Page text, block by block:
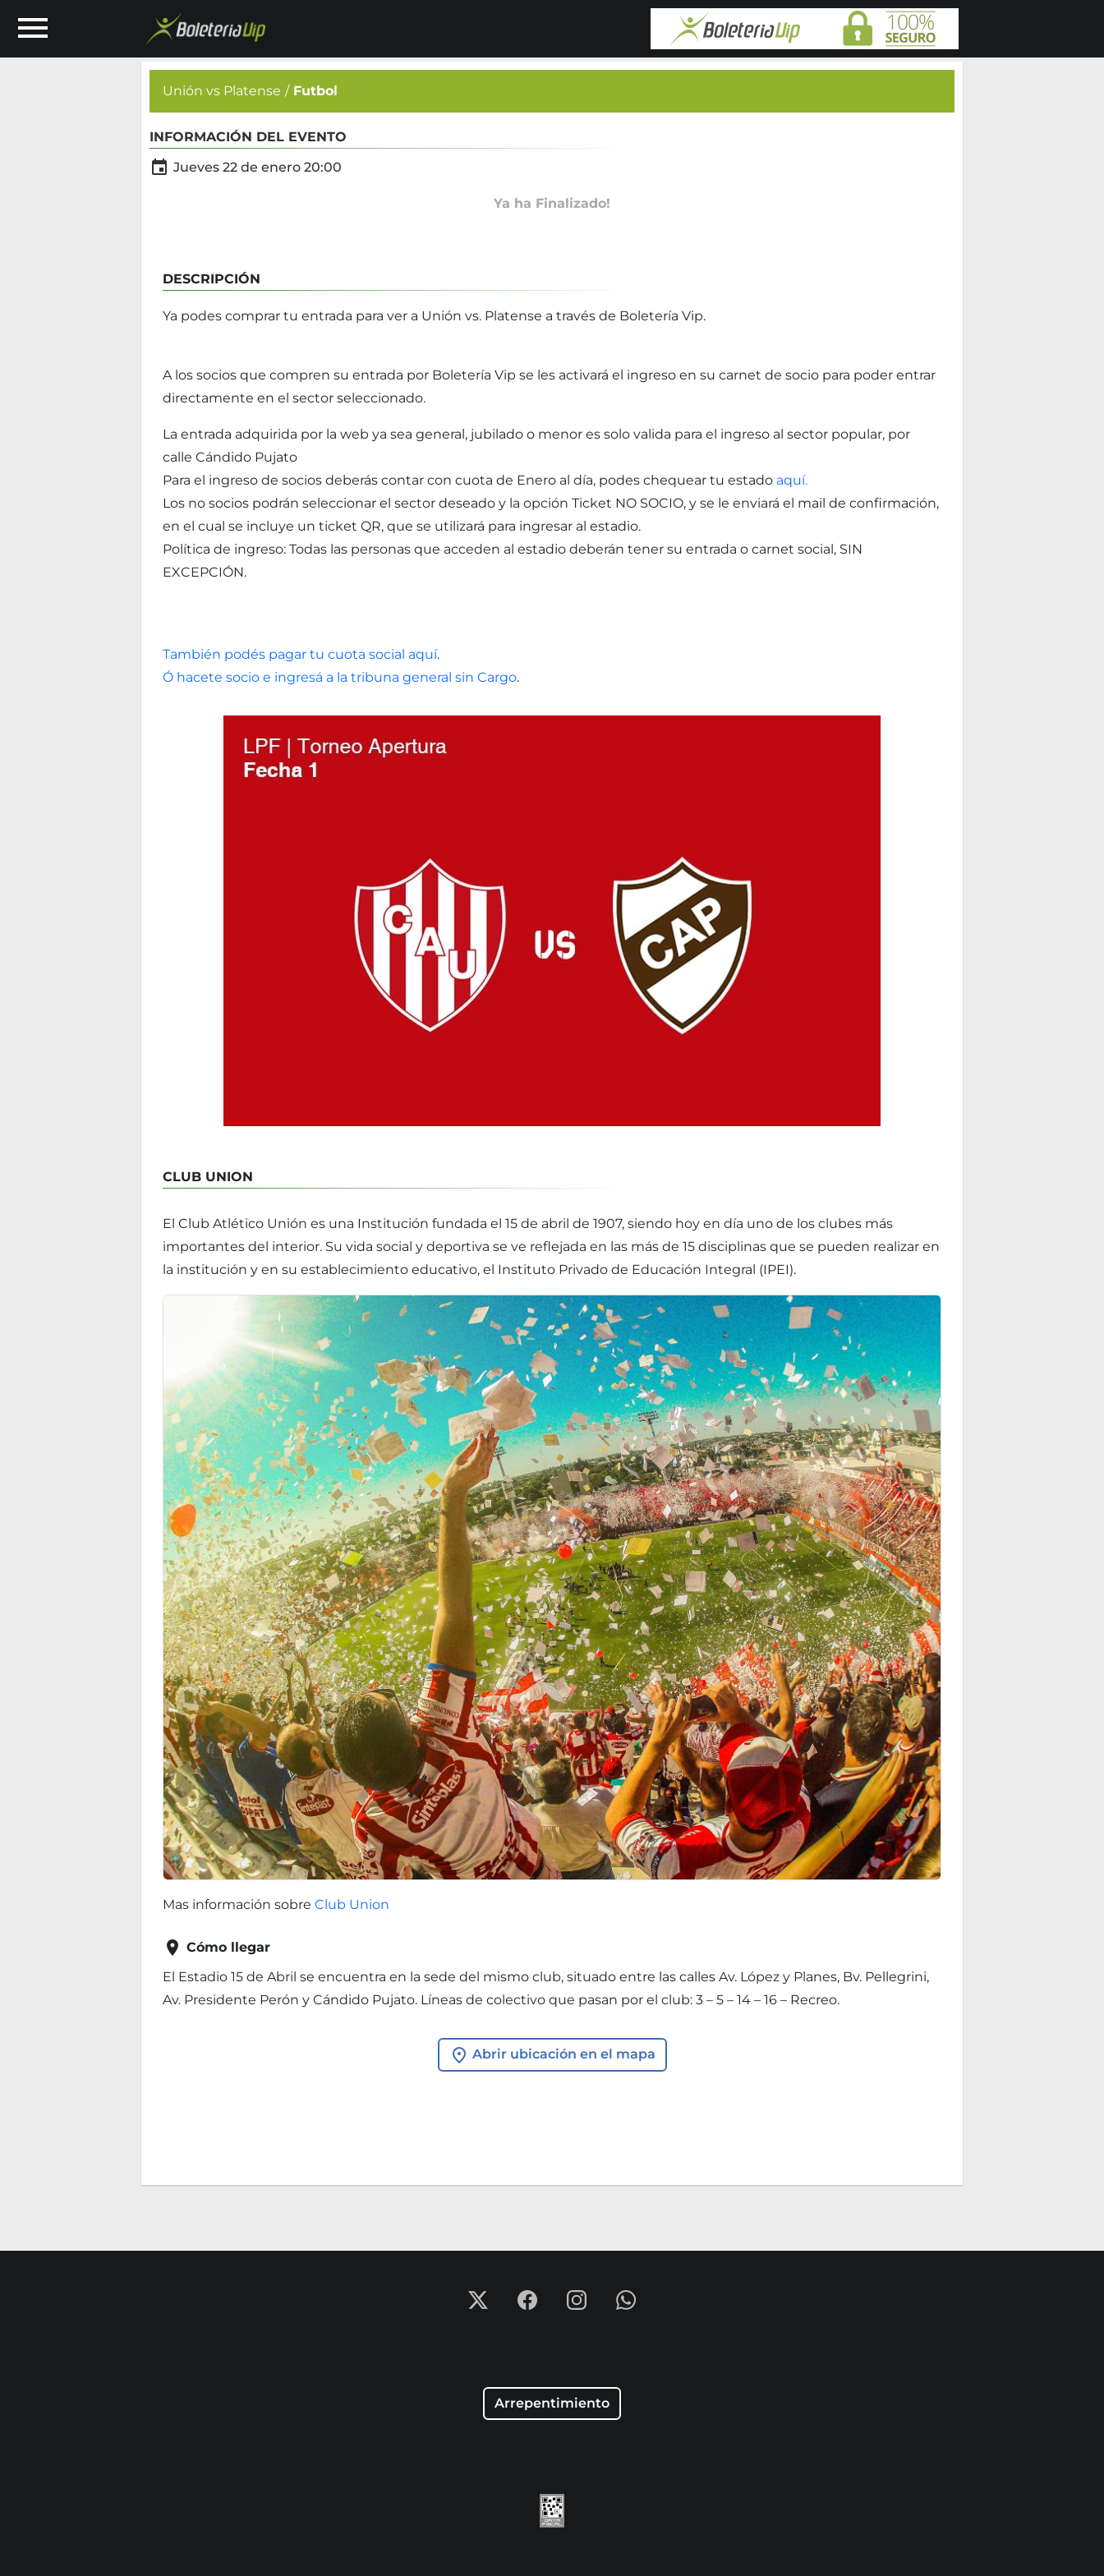
Unión vs Platense Futbol
INFORMACIÓN DEL EVENTO
 Jueves 22 de enero 20:00
Ya ha Finalizado!
DESCRIPCIÓN
Ya podes comprar tu entrada para ver a Unión vs. Platense a través de Boletería Vip.
A los socios que compren su entrada por Boletería Vip se les activará el ingreso en su carnet de socio para poder entrar
directamente en el sector seleccionado.
La entrada adquirida por la web ya sea general, jubilado o menor es solo valida para el ingreso al sector popular, por
calle Cándido Pujato
Para el ingreso de socios deberás contar con cuota de Enero al día, podes chequear tu estado aquí.
Los no socios podrán seleccionar el sector deseado y la opción Ticket NO SOCIO, y se le enviará el mail de confirmación,
en el cual se incluye un ticket QR, que se utilizará para ingresar al estadio.
Política de ingreso: Todas las personas que acceden al estadio deberán tener su entrada o carnet social, SIN
EXCEPCIÓN.
También podés pagar tu cuota social aquí.
Ó hacete socio e ingresá a la tribuna general sin Cargo.
CLUB UNION
El Club Atlético Unión es una Institución fundada el 15 de abril de 1907, siendo hoy en día uno de los clubes más
importantes del interior. Su vida social y deportiva se ve reflejada en las más de 15 disciplinas que se pueden realizar en
la institución y en su establecimiento educativo, el Instituto Privado de Educación Integral (IPEI).
Mas información sobre Club Union
 Cómo llegar
El Estadio 15 de Abril se encuentra en la sede del mismo club, situado entre las calles Av. López y Planes, Bv. Pellegrini,
Av. Presidente Perón y Cándido Pujato. Líneas de colectivo que pasan por el club: 3 – 5 – 14 – 16 – Recreo.
Abrir ubicación en el mapa